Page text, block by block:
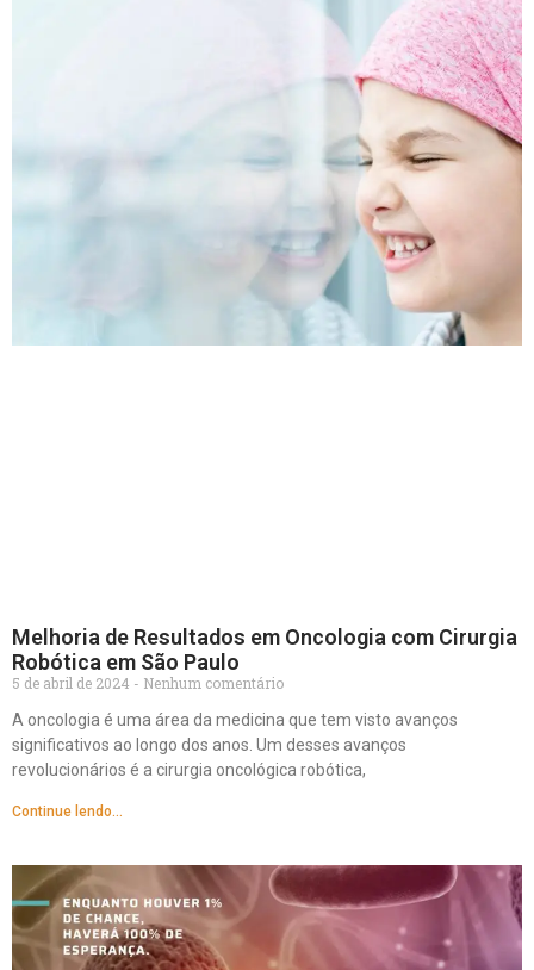
Melhoria de Resultados em Oncologia com Cirurgia
Robótica em São Paulo
5 de abril de 2024
Nenhum comentário
A oncologia é uma área da medicina que tem visto avanços
significativos ao longo dos anos. Um desses avanços
revolucionários é a cirurgia oncológica robótica,
Continue lendo...